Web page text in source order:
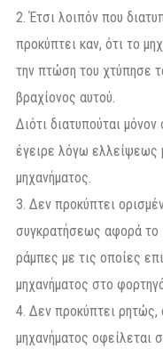
2. Έτσι λοιπόν που
προκύπτει καν, ότι το
την πτώση του χτύπησε
βραχίονος αυτού.
Διότι διατυπούται
έγειρε λόγω ελλείψεως
μηχανήματος.
3. Δεν προκύπτει
συγκρατήσεως αφορά το
ράμπες με τις οποίες
μηχανήματος στο
4. Δεν προκύπτει ρητώς,
μηχανήματος οφείλεται